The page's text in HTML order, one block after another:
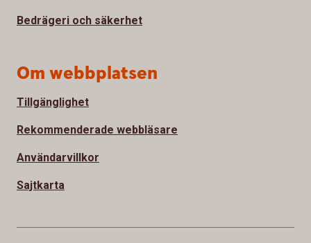
Bedrägeri och säkerhet
Om webbplatsen
Tillgänglighet
Rekommenderade webbläsare
Användarvillkor
Sajtkarta